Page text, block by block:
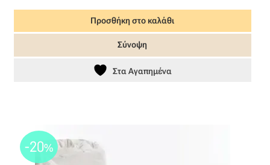
price
was:
420,00 €.
τρέχουσα
τιμή
είναι:
Προσθήκη στο καλάθι
Σύνοψη
Στα Αγαπημένα
-20%